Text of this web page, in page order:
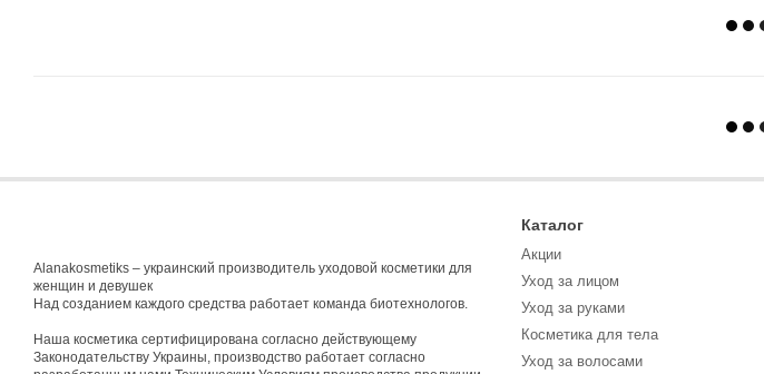
Alanakosmetiks – украинский производитель уходовой косметики для
женщин и девушек
Над созданием каждого средства работает команда биотехнологов.
Наша косметика сертифицирована согласно действующему
Законодательству Украины, производство работает согласно
Каталог
Акции
Уход за лицом
Уход за руками
Косметика для тела
Уход за волосами